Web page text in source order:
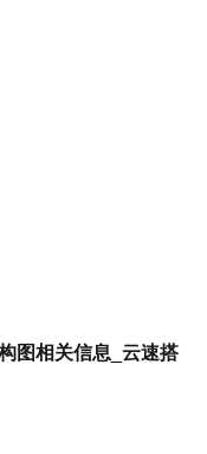
图相关信息_云速搭